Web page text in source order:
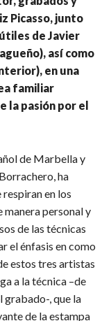
Picasso, junto
de Javier
así como
en una
familiar
la pasión por el
de Marbella y
ha
en los
manera personal y
de las técnicas
el énfasis en como
estos tres artistas
a la técnica –de
grabado-, que la
de la estampa